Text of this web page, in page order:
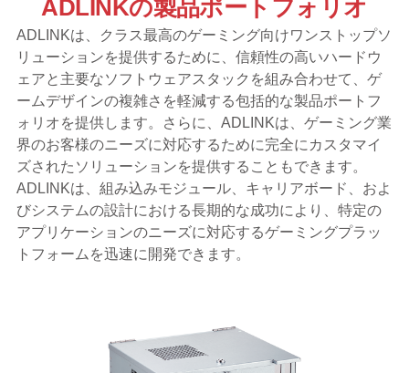
ADLINKの製品ポートフォリオ
ADLINKは、クラス最高のゲーミング向けワンストップソ
リューションを提供するために、信頼性の高いハードウ
ェアと主要なソフトウェアスタックを組み合わせて、ゲ
ームデザインの複雑さを軽減する包括的な製品ポートフ
ォリオを提供します。さらに、ADLINKは、ゲーミング業
界のお客様のニーズに対応するために完全にカスタマイ
ズされたソリューションを提供することもできます。
ADLINKは、組み込みモジュール、キャリアボード、およ
びシステムの設計における長期的な成功により、特定の
アプリケーションのニーズに対応するゲーミングプラッ
トフォームを迅速に開発できます。